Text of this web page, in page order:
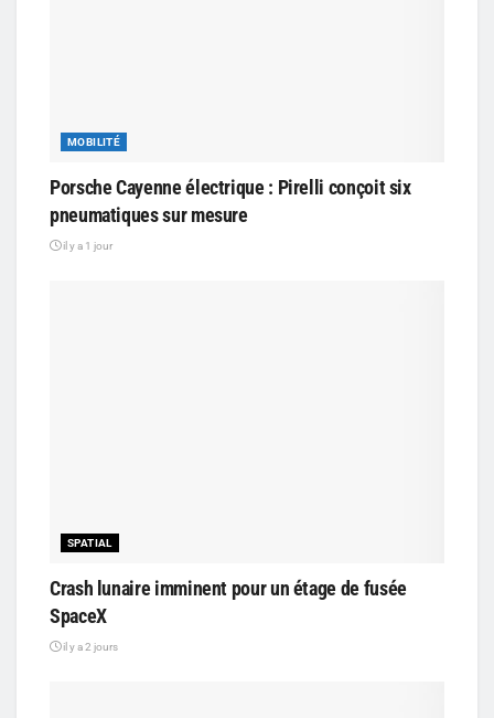
MOBILITÉ
Porsche Cayenne électrique : Pirelli conçoit six
pneumatiques sur mesure
il y a 1 jour
SPATIAL
Crash lunaire imminent pour un étage de fusée
SpaceX
il y a 2 jours